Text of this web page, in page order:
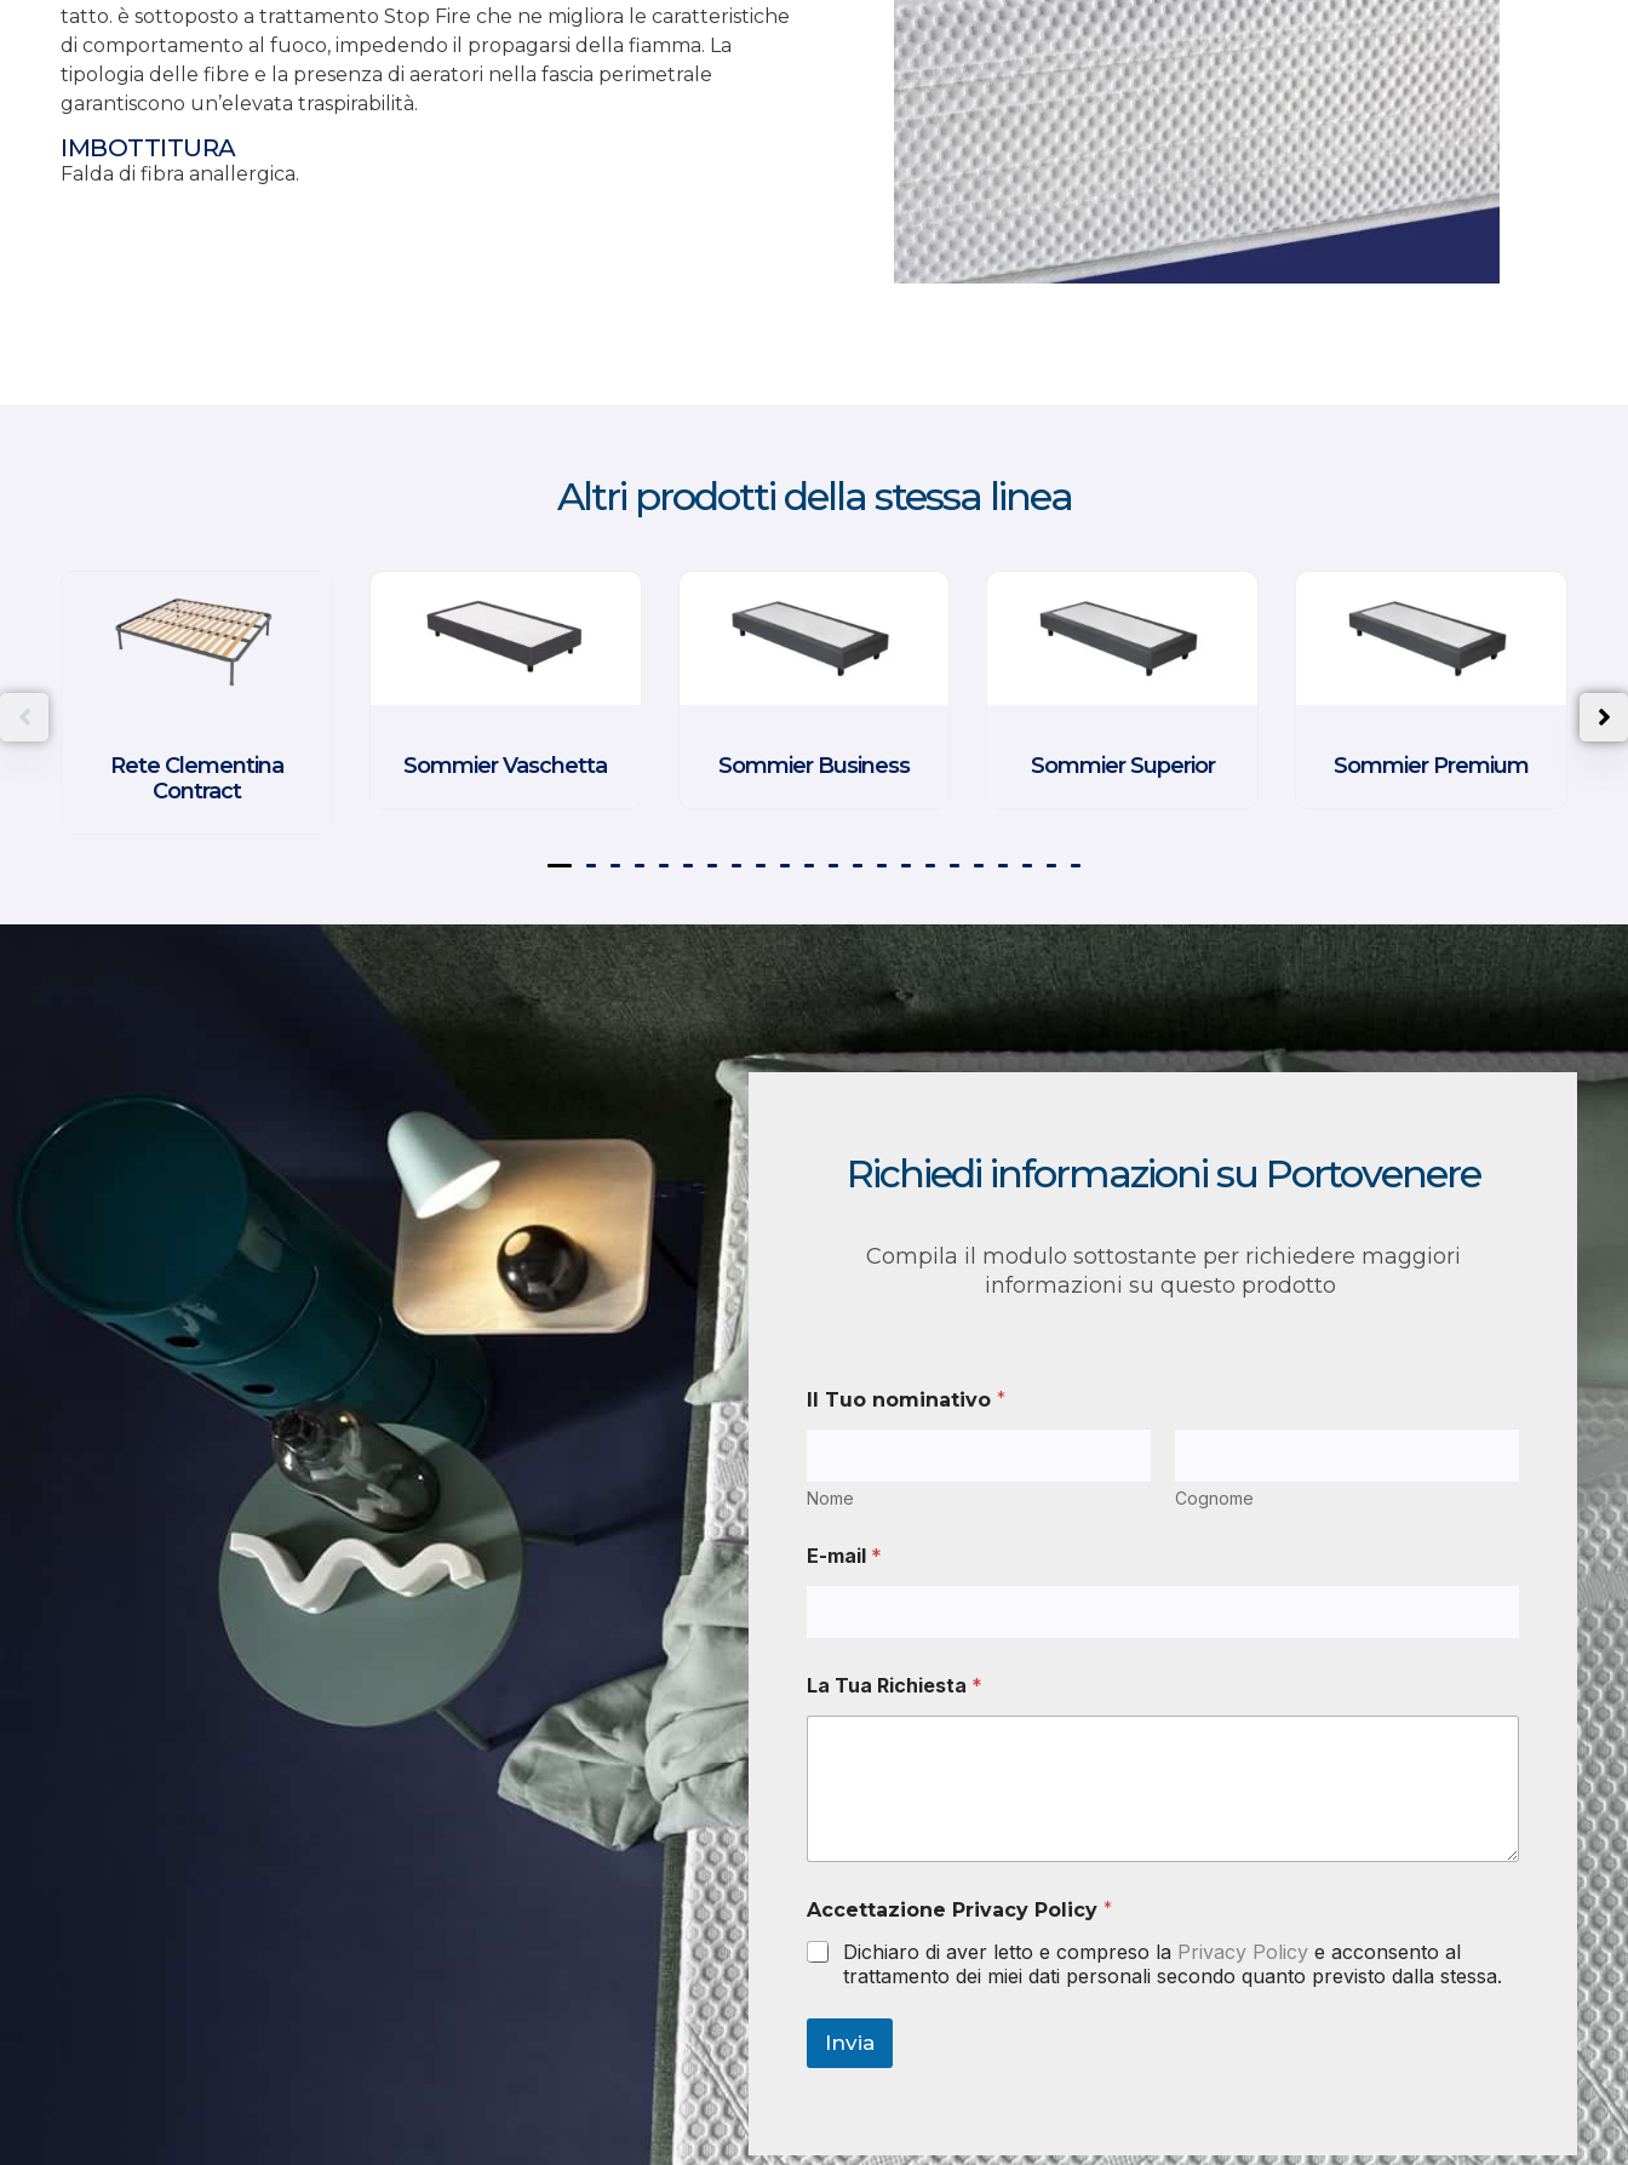
tatto. è sottoposto a trattamento Stop Fire che ne migliora le caratteristiche
di comportamento al fuoco, impedendo il propagarsi della fiamma. La
tipologia delle fibre e la presenza di aeratori nella fascia perimetrale
garantiscono un’elevata traspirabilità.
IMBOTTITURA
Falda di fibra anallergica.
Altri prodotti della stessa linea
Rete Clementina
Contract
Sommier Vaschetta Sommier Business Sommier Superior Sommier Premium
Richiedi informazioni su Portovenere
Compila il modulo sottostante per richiedere maggiori
informazioni su questo prodotto
Il Tuo nominativo *
Nome Cognome
E-mail *
La Tua Richiesta *
Accettazione Privacy Policy *
Dichiaro di aver letto e compreso la Privacy Policy e acconsento al
trattamento dei miei dati personali secondo quanto previsto dalla stessa.
Invia